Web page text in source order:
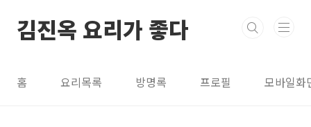
김진옥 요리가 좋다
홈 요리목록 방명록 프로필 모바일화